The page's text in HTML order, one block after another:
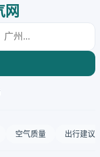
空气质量 出行建议